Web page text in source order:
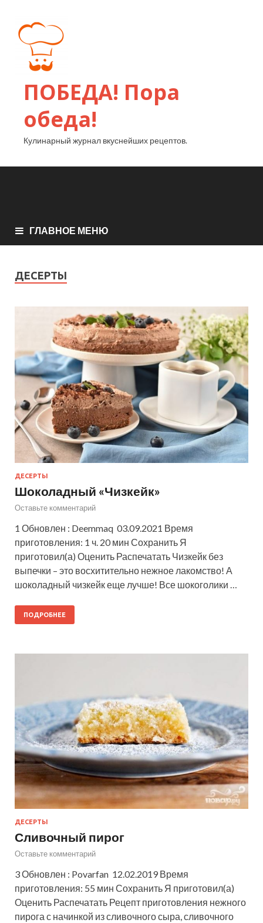
ПОБЕДА! Пора
обеда!
Кулинарный журнал вкуснейших рецептов.
ГЛАВНОЕ МЕНЮ
ДЕСЕРТЫ
ДЕСЕРТЫ
Шоколадный «Чизкейк»
Оставьте комментарий
1 Обновлен : Deemmaq 03.09.2021 Время
приготовления: 1 ч. 20 мин Сохранить Я
приготовил(а) Оценить Распечатать Чизкейк без
выпечки – это восхитительно нежное лакомство! А
шоколадный чизкейк еще лучше! Все шокоголики …
ПОДРОБНЕЕ
ДЕСЕРТЫ
Сливочный пирог
Оставьте комментарий
3 Обновлен : Povarfan 12.02.2019 Время
приготовления: 55 мин Сохранить Я приготовил(а)
Оценить Распечатать Рецепт приготовления нежного
пирога с начинкой из сливочного сыра, сливочного